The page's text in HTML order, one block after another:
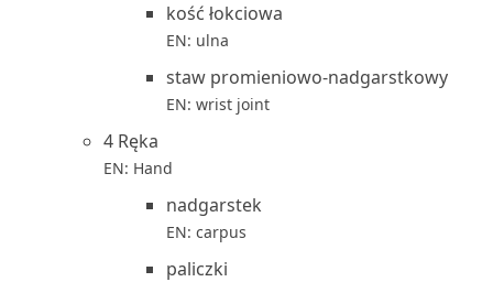
kość łokciowa
EN: ulna
staw promieniowo-nadgarstkowy
EN: wrist joint
4 Ręka
EN: Hand
nadgarstek
EN: carpus
paliczki